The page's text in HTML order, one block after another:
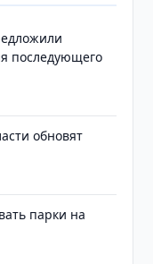
последующего
обновят
парки на